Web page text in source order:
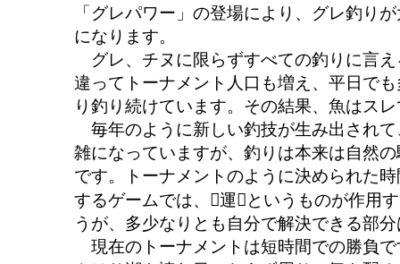
「グレパワー」の登場により、グレ釣り
になります。
グレ、チヌに限らずすべての釣りに言
違ってトーナメント人口も増え、平日で
り釣り続けています。その結果、魚はス
毎年のように新しい釣技が生み出され
雑になっていますが、釣りは本来は自然
です。トーナメントのように決められた
するゲームでは、運というものが作用
うが、多少なりとも自分で解決できる部
現在のトーナメントは短時間での勝負